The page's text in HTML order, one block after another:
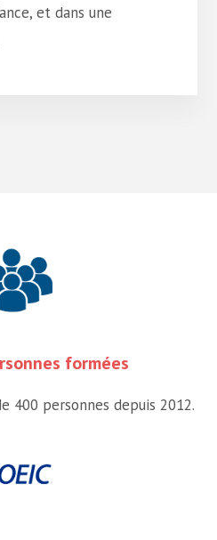
et dans une
formées
400 personnes depuis 2012.